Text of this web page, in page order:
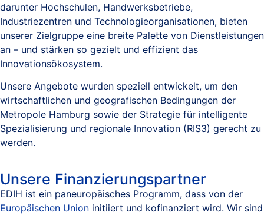
darunter Hochschulen, Handwerksbetriebe,
Industriezentren und Technologieorganisationen, bieten
unserer Zielgruppe eine breite Palette von Dienstleistungen
an – und stärken so gezielt und effizient das
Innovationsökosystem.
Unsere Angebote wurden speziell entwickelt, um den
wirtschaftlichen und geografischen Bedingungen der
Metropole Hamburg sowie der Strategie für intelligente
Spezialisierung und regionale Innovation (RIS3) gerecht zu
werden.
Unsere Finanzierungspartner
EDIH ist ein paneuropäisches Programm, dass von der
Europäischen Union initiiert und kofinanziert wird. Wir sind